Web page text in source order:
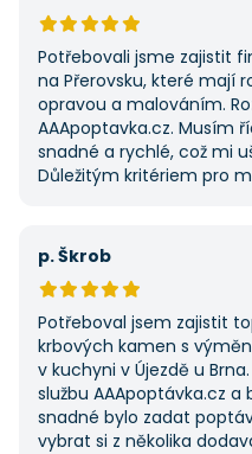
Potřebovali jsme zajistit
na Přerovsku, které mají
opravou a malováním.
AAApoptavka.cz. Musím
snadné a rychlé, což mi
Důležitým kritériem pro
první, ale se službou jsem
umožnila najít rychlé
a příště jejich službu využiji
p. Škrob
Potřeboval jsem zajistit
krbových kamen s
v kuchyni v Újezdě u
službu AAApoptávka.cz
snadné bylo zadat
vybrat si z několika